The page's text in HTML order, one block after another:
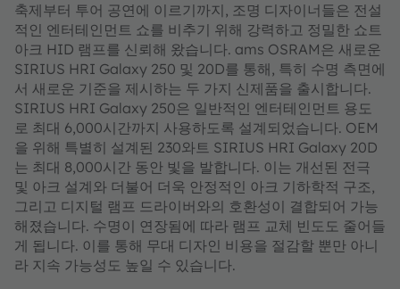
축제부터 투어 공연에 이르기까지, 조명 디자이너들은 전설
적인 엔터테인먼트 쇼를 비추기 위해 강력하고 정밀한 쇼트
아크 HID 램프를 신뢰해 왔습니다. ams OSRAM은 새로운
SIRIUS HRI Galaxy 250 및 20D를 통해, 특히 수명 측면에
서 새로운 기준을 제시하는 두 가지 신제품을 출시합니다.
SIRIUS HRI Galaxy 250은 일반적인 엔터테인먼트 용도
로 최대 6,000시간까지 사용하도록 설계되었습니다. OEM
을 위해 특별히 설계된 230와트 SIRIUS HRI Galaxy 20D
는 최대 8,000시간 동안 빛을 발합니다. 이는 개선된 전극
및 아크 설계와 더불어 더욱 안정적인 아크 기하학적 구조,
그리고 디지털 램프 드라이버와의 호환성이 결합되어 가능
해졌습니다. 수명이 연장됨에 따라 램프 교체 빈도도 줄어들
게 됩니다. 이를 통해 무대 디자인 비용을 절감할 뿐만 아니
라 지속 가능성도 높일 수 있습니다.